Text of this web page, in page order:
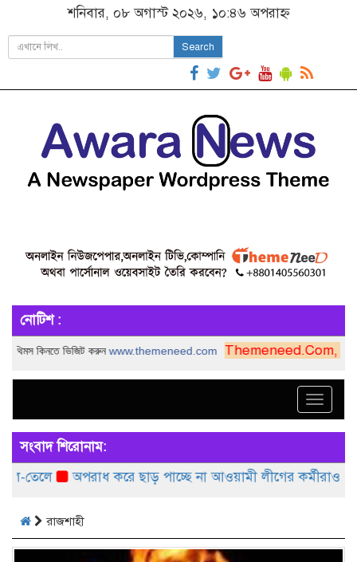
শনিবার, ০৮ অগাস্ট ২০২৬, ১০:৪৬ অপরাহ্ন
Search
নোটিশ :
ভিজিট করুনwww.themeneed.com Themeneed.Com, Office
Toggle
সংবাদ শিরোনাম:
অপরাধ করে ছাড় পাচ্ছে না আওয়ামী লীগের কর্মীরাও: কাদের
রাজশাহী